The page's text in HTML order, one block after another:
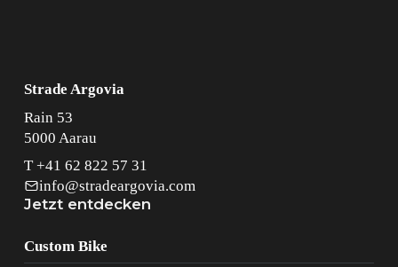
Strade Argovia
Rain 53
5000 Aarau
T+41 62 822 57 31
info@stradeargovia.com
Jetzt entdecken
Custom Bike